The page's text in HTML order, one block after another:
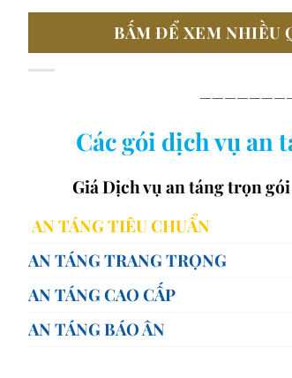
BẤM ĐỂ XEM NHIỀU
Các gói dịch vụ an
Giá Dịch vụ an táng trọn
AN TÁNG TIÊU CHUẨN
AN TÁNG TRANG TRỌNG
AN TÁNG CAO CẤP
AN TÁNG BÁO ÂN